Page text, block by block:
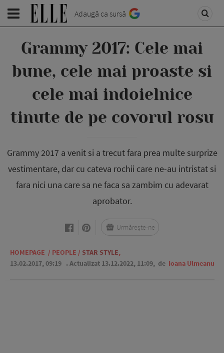
Adaugă ca sursă
Grammy 2017: Cele mai
bune, cele mai proaste si
cele mai indoielnice
tinute de pe covorul rosu
Grammy 2017 a venit si a trecut fara prea multe surprize
vestimentare, dar cu cateva rochii care ne-au intristat si
fara nici una care sa ne faca sa zambim cu adevarat
aprobator.
HOMEPAGE / PEOPLE / STAR STYLE,
13.02.2017, 09:19 . Actualizat 13.12.2022, 11:09, de Ioana Ulmeanu
Urmărește-ne